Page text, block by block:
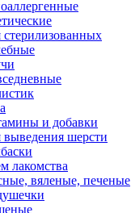
стерилизованных
и добавки
выведения шерсти
лакомства
вяленые, печеные